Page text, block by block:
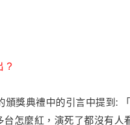
?
獎典禮中的引言中提到: 「
台怎麼紅 ， 演死了都沒有人